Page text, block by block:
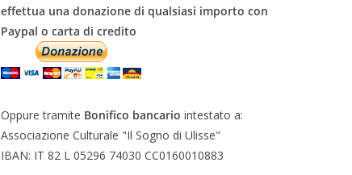
effettua una donazione di qualsiasi importo con
Paypal o carta di credito
Oppure tramite Bonifico bancario intestato a:
Associazione Culturale "Il Sogno di Ulisse"
IBAN: IT 82 L 05296 74030 CC0160010883